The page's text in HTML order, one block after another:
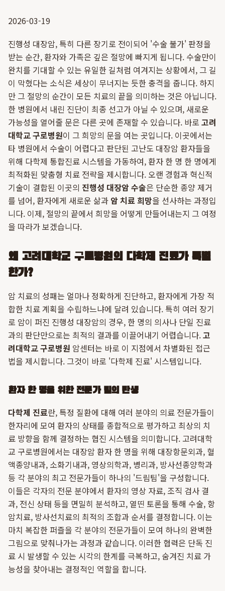
2026-03-19
진행성 대장암, 특히 다른 장기로 전이되어 '수술 불가' 판정을
받는 순간, 환자와 가족은 깊은 절망에 빠지게 됩니다. 수술만이
완치를 기대할 수 있는 유일한 길처럼 여겨지는 상황에서, 그 길
이 막혔다는 소식은 세상이 무너지는 듯한 충격을 줍니다. 하지
만 그 절망의 순간이 모든 치료의 끝을 의미하는 것은 아닙니다.
한 병원에서 내린 진단이 최종 선고가 아닐 수 있으며, 새로운
가능성을 열어줄 문은 다른 곳에 존재할 수 있습니다. 바로 고려
대학교 구로병원이 그 희망의 문을 여는 곳입니다. 이곳에서는
타 병원에서 수술이 어렵다고 판단된 고난도 대장암 환자들을
위해 다학제 통합진료 시스템을 가동하여, 환자 한 명 한 명에게
최적화된 맞춤형 치료 전략을 제시합니다. 오랜 경험과 혁신적
기술이 결합된 이곳의 진행성 대장암 수술은 단순한 종양 제거
를 넘어, 환자에게 새로운 삶과 암 치료 희망을 선사하는 과정입
니다. 이제, 절망의 끝에서 희망을 어떻게 만들어내는지 그 여정
을 따라가 보겠습니다.
왜 고려대학교 구로병원의 다학제 진료가 특별
한가?
암 치료의 성패는 얼마나 정확하게 진단하고, 환자에게 가장 적
합한 치료 계획을 수립하느냐에 달려 있습니다. 특히 여러 장기
로 암이 퍼진 진행성 대장암의 경우, 한 명의 의사나 단일 진료
과의 판단만으로는 최적의 결과를 이끌어내기 어렵습니다.고
려대학교 구로병원 암센터는 바로 이 지점에서 차별화된 접근
법을 제시합니다. 그것이 바로 '다학제 진료' 시스템입니다.
환자 한 명을 위한 전문가 팀의 탄생
다학제 진료란, 특정 질환에 대해 여러 분야의 의료 전문가들이
한자리에 모여 환자의 상태를 종합적으로 평가하고 최상의 치
료 방향을 함께 결정하는 협진 시스템을 의미합니다. 고려대학
교 구로병원에서는 대장암 환자 한 명을 위해 대장항문외과, 혈
액종양내과, 소화기내과, 영상의학과, 병리과, 방사선종양학과
등 각 분야의 최고 전문가들이 하나의 '드림팀'을 구성합니다.
이들은 각자의 전문 분야에서 환자의 영상 자료, 조직 검사 결
과, 전신 상태 등을 면밀히 분석하고, 열띤 토론을 통해 수술, 항
암치료, 방사선치료의 최적의 조합과 순서를 결정합니다. 이는
마치 복잡한 퍼즐을 각 분야의 전문가들이 모여 하나의 완벽한
그림으로 맞춰나가는 과정과 같습니다. 이러한 협력은 단독 진
료 시 발생할 수 있는 시각의 한계를 극복하고, 숨겨진 치료 가
능성을 찾아내는 결정적인 역할을 합니다.